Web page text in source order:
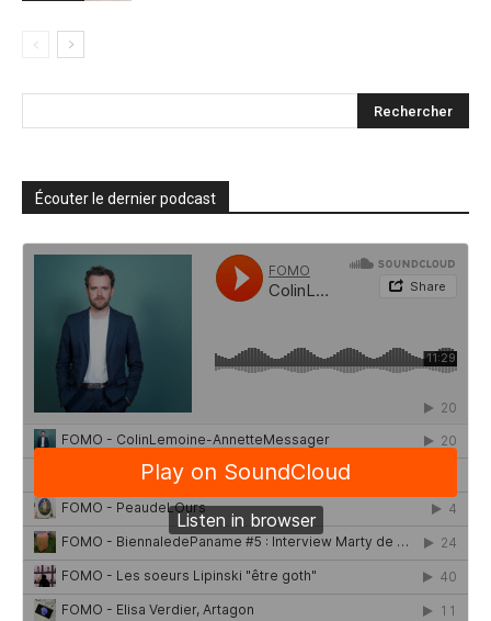
Écouter le dernier podcast